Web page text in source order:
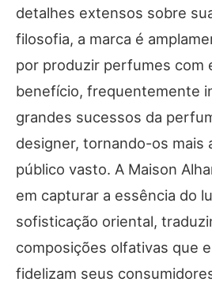
detalhes extensos sobre
filosofia, a marca é
por produzir perfumes com
benefício, frequentemente
grandes sucessos da
designer, tornando-os mais
público vasto. A Maison
em capturar a essência do
sofisticação oriental,
composições olfativas que
fidelizam seus